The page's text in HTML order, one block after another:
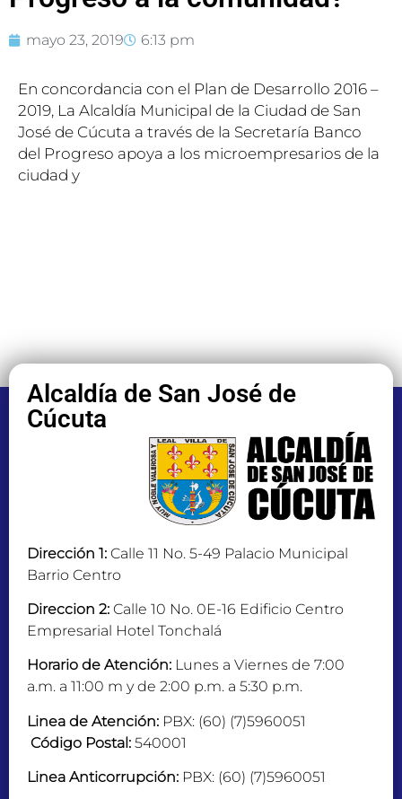
mayo 23, 2019 6:13 pm
En concordancia con el Plan de Desarrollo 2016 –
2019, La Alcaldía Municipal de la Ciudad de San
José de Cúcuta a través de la Secretaría Banco
del Progreso apoya a los microempresarios de la
ciudad y
Alcaldía de San José de
Cúcuta
Dirección 1: Calle 11 No. 5-49 Palacio Municipal
Barrio Centro
Direccion 2: Calle 10 No. 0E-16 Edificio Centro
Empresarial Hotel Tonchalá
Horario de Atención: Lunes a Viernes de 7:00
a.m. a 11:00 m y de 2:00 p.m. a 5:30 p.m.
Linea de Atención: PBX: (60) (7)5960051
Código Postal: 540001
Linea Anticorrupción: PBX: (60) (7)5960051